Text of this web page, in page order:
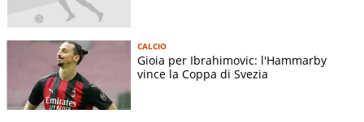
CALCIO
Gioia per Ibrahimovic: l'Hammarby
vince la Coppa di Svezia